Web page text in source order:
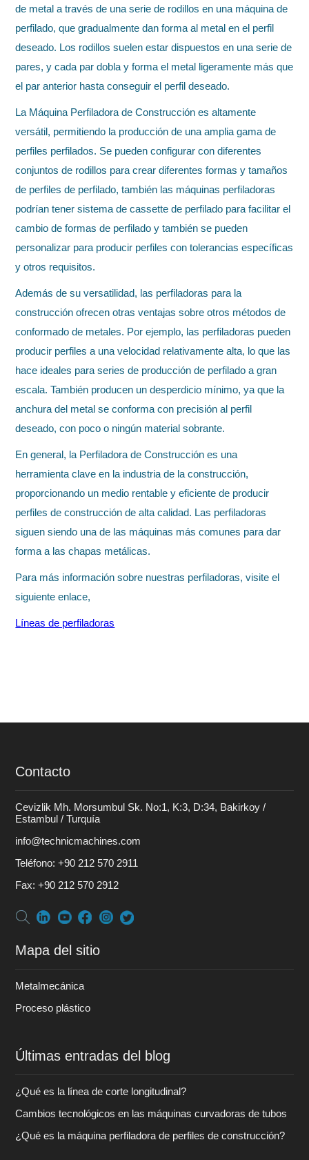
de metal a través de una serie de rodillos en una máquina de
perfilado, que gradualmente dan forma al metal en el perfil
deseado. Los rodillos suelen estar dispuestos en una serie de
pares, y cada par dobla y forma el metal ligeramente más que
el par anterior hasta conseguir el perfil deseado.
La Máquina Perfiladora de Construcción es altamente
versátil, permitiendo la producción de una amplia gama de
perfiles perfilados. Se pueden configurar con diferentes
conjuntos de rodillos para crear diferentes formas y tamaños
de perfiles de perfilado, también las máquinas perfiladoras
podrían tener sistema de cassette de perfilado para facilitar el
cambio de formas de perfilado y también se pueden
personalizar para producir perfiles con tolerancias específicas
y otros requisitos.
Además de su versatilidad, las perfiladoras para la
construcción ofrecen otras ventajas sobre otros métodos de
conformado de metales. Por ejemplo, las perfiladoras pueden
producir perfiles a una velocidad relativamente alta, lo que las
hace ideales para series de producción de perfilado a gran
escala. También producen un desperdicio mínimo, ya que la
anchura del metal se conforma con precisión al perfil
deseado, con poco o ningún material sobrante.
En general, la Perfiladora de Construcción es una
herramienta clave en la industria de la construcción,
proporcionando un medio rentable y eficiente de producir
perfiles de construcción de alta calidad. Las perfiladoras
siguen siendo una de las máquinas más comunes para dar
forma a las chapas metálicas.
Para más información sobre nuestras perfiladoras, visite el
siguiente enlace,
Líneas de perfiladoras
Contacto
Cevizlik Mh. Morsumbul Sk. No:1, K:3, D:34, Bakirkoy /
Estambul / Turquía
info@technicmachines.com
Teléfono: +90 212 570 2911
Fax: +90 212 570 2912
Mapa del sitio
Metalmecánica
Proceso plástico
Últimas entradas del blog
¿Qué es la línea de corte longitudinal?
Cambios tecnológicos en las máquinas curvadoras de tubos
¿Qué es la máquina perfiladora de perfiles de construcción?